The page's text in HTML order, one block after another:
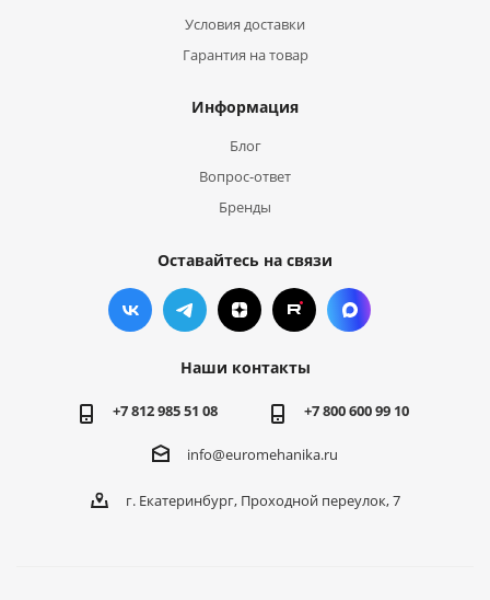
Условия доставки
Гарантия на товар
Информация
Блог
Вопрос-ответ
Бренды
Оставайтесь на связи
Наши контакты
+7 812 985 51 08 +7 800 600 99 10
info@euromehanika.ru
г. Екатеринбург, Проходной переулок, 7